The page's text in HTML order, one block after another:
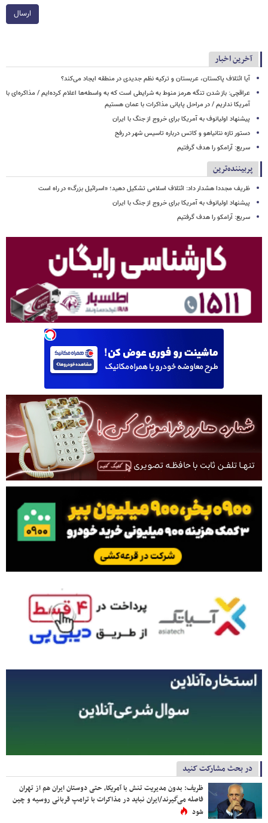
ارسال
آخرین اخبار
آیا ائتلاف پاکستان، عربستان و ترکیه نظم جدیدی در منطقه ایجاد می‌کند؟
عراقچی: باز شدن تنگه هرمز منوط به شرایطی است که به واسطه‌ها اعلام کرده‌ایم / مذاکره‌ای با
آمریکا نداریم / در مراحل پایانی مذاکرات با عمان هستیم
پیشنهاد اولیانوف به آمریکا برای خروج از جنگ با ایران
دستور تازه نتانیاهو و کاتس درباره تاسیس شهر در رفح
سریع: آرامکو را هدف گرفتیم
پربیننده‌ترین
ظریف مجددا هشدار داد: ائتلاف اسلامی تشکیل دهید؛ «اسرائیل بزرگ» در راه است
پیشنهاد اولیانوف به آمریکا برای خروج از جنگ با ایران
سریع: آرامکو را هدف گرفتیم
در بحث مشارکت کنید
ظریف: بدون مدیریت تنش با آمریکا، حتی دوستان ایران هم از تهران
فاصله می‌گیرند/ایران نباید در مذاکرات با ترامپ قربانی روسیه و چین
شود